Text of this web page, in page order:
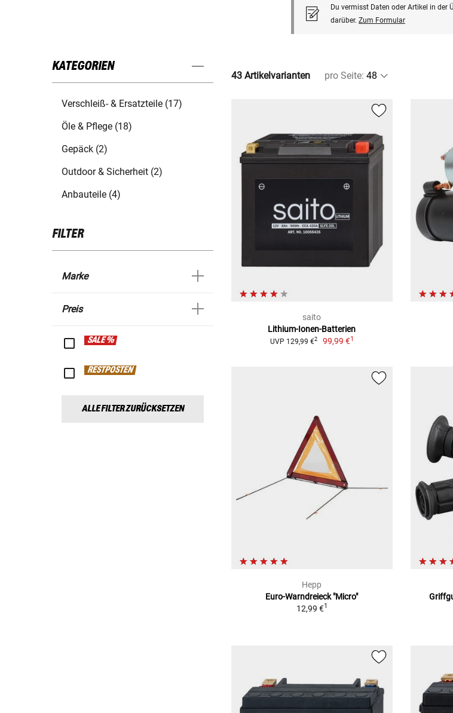
Du vermisst Daten oder Artikel in der
darüber. Zum Formular
KATEGORIEN
Verschleiß- & Ersatzteile (17)
Öle & Pflege (18)
Gepäck (2)
Outdoor & Sicherheit (2)
Anbauteile (4)
FILTER
Marke
Preis
SALE %
RESTPOSTEN
ALLE FILTER ZURÜCKSETZEN
43 Artikelvarianten pro Seite:
saito
Lithium-Ionen-Batterien
UVP 129,99 €2 99,99 €1
Hepp
Euro-Warndreieck "Micro"
12,99 €1